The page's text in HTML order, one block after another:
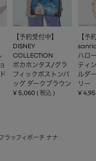
【予約受付中】
DISNEY
COLLECTION
ポカホンタス/グラ
フィックボストンバ
ッグ ダークブラウン
¥ 5,060 税込
【予
ハロ
ティ
ルダ
リー
¥
ラッフィポーチ ナナ